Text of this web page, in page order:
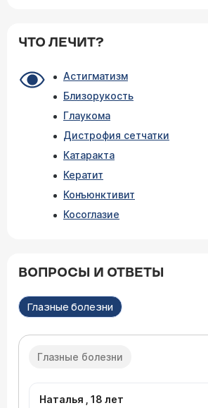
ЧТО ЛЕЧИТ?
Астигматизм
Близорукость
Глаукома
Дистрофия сетчатки
Катаракта
Кератит
Конъюнктивит
Косоглазие
ВОПРОСЫ И ОТВЕТЫ
Глазные болезни
Глазные болезни
Наталья , 18 лет